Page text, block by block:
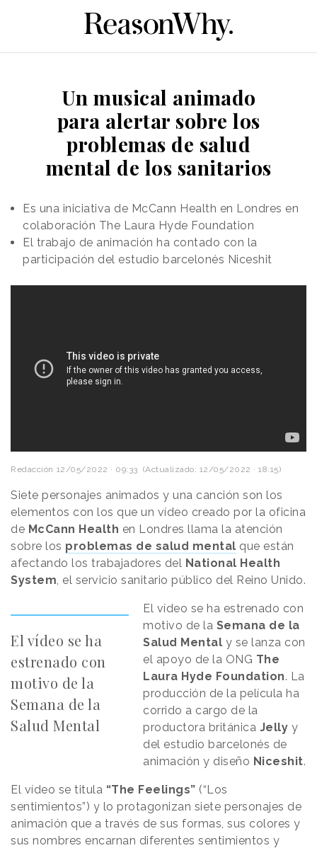
Un musical animado
para alertar sobre los
problemas de salud
mental de los sanitarios
Es una iniciativa de McCann Health en Londres en
colaboración The Laura Hyde Foundation
El trabajo de animación ha contado con la
participación del estudio barcelonés Niceshit
Redacción 12/05/2022 · 09:33 (Actualizado: 12/05/2022 · 18:15)
Siete personajes animados y una canción son los
elementos con los que un vídeo creado por la oficina
de McCann Health en Londres llama la atención
sobre los problemas de salud mental que están
afectando los trabajadores del National Health
System, el servicio sanitario público del Reino Unido.
El vídeo se ha
estrenado con
motivo de la
Semana de la
Salud Mental
El vídeo se ha estrenado con
motivo de la Semana de la
Salud Mental y se lanza con
el apoyo de la ONG The
Laura Hyde Foundation. La
producción de la película ha
corrido a cargo de la
productora británica Jelly y
del estudio barcelonés de
animación y diseño Niceshit.
El vídeo se titula “The Feelings” (“Los
sentimientos”) y lo protagonizan siete personajes de
animación que a través de sus formas, sus colores y
sus nombres encarnan diferentes sentimientos y